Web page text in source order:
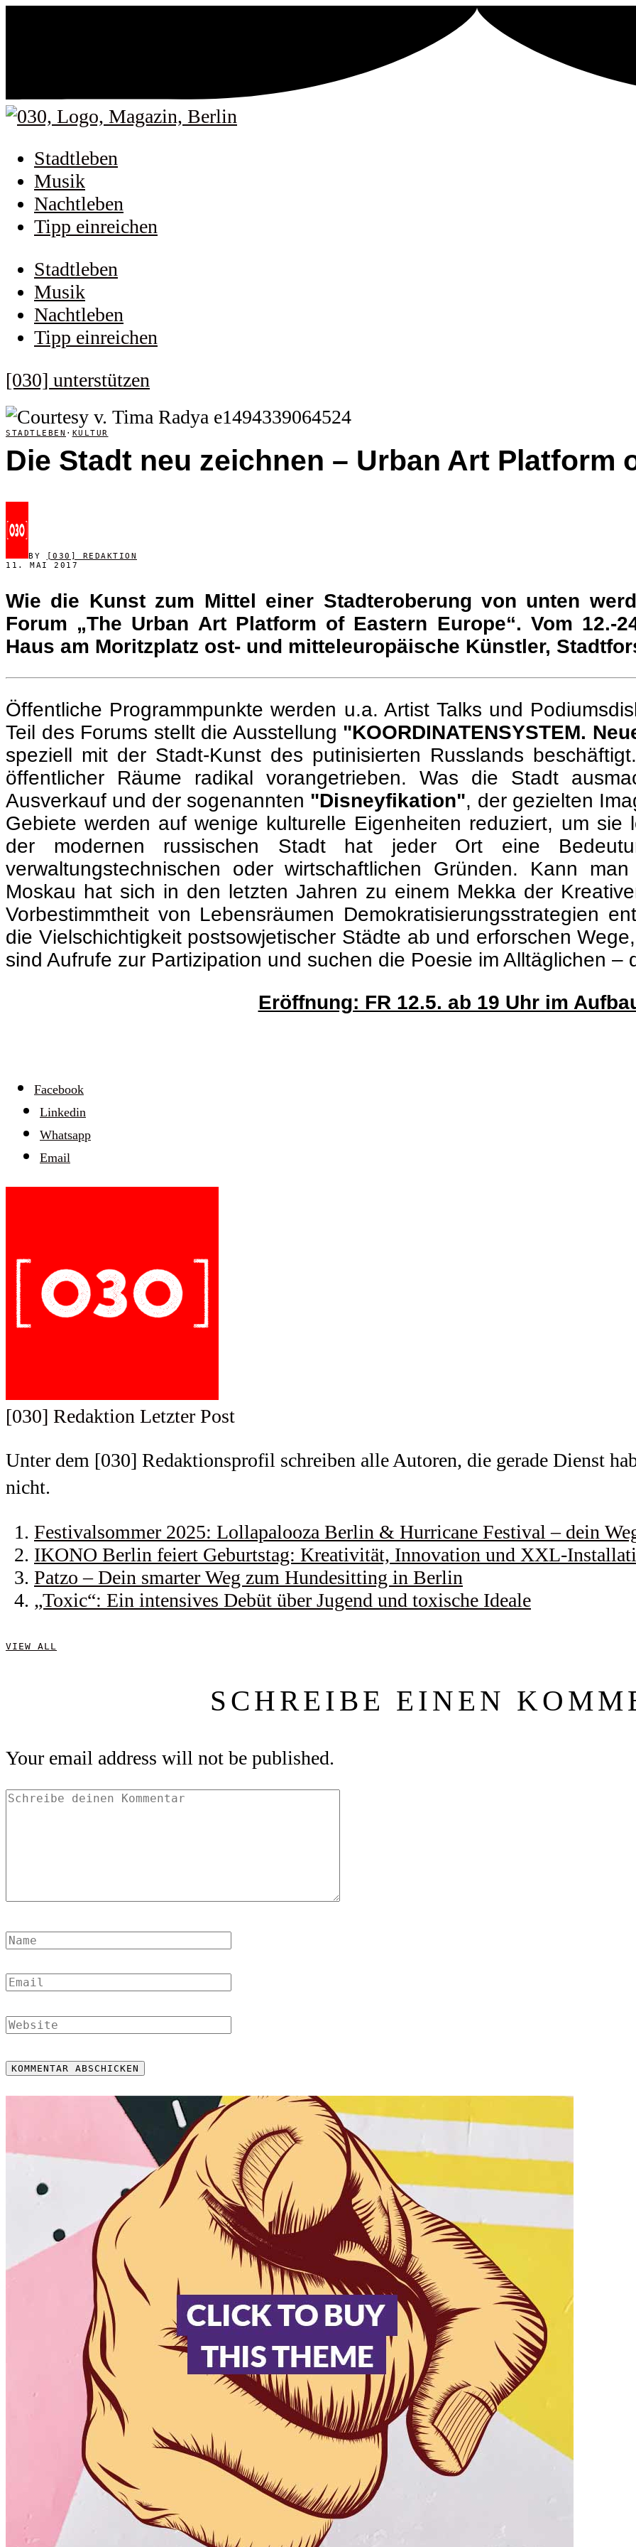
Stadtleben
Musik
Nachtleben
Tipp einreichen
Stadtleben
Musik
Nachtleben
Tipp einreichen
[030] unterstützen
STADTLEBEN · KULTUR
Die Stadt neu zeichnen – Urban Art Platform
BY
[030] REDAKTION
11. MAI 2017
Wie die Kunst zum Mittel einer Stadteroberung von unten
Forum „The Urban Art Platform of Eastern Europe“. Vom 12.-
Haus am Moritzplatz ost- und mitteleuropäische Künstler,
Öffentliche Programmpunkte werden u.a. Artist Talks und
Teil des Forums stellt die Ausstellung "KOORDINATENSYSTEM.
speziell mit der Stadt-Kunst des putinisierten Russlands
öffentlicher Räume radikal vorangetrieben. Was die Stadt
Ausverkauf und der sogenannten "Disneyfikation", der gezielten
Gebiete werden auf wenige kulturelle Eigenheiten reduziert, um sie
der modernen russischen Stadt hat jeder Ort eine
verwaltungstechnischen oder wirtschaftlichen Gründen. Kann
Moskau hat sich in den letzten Jahren zu einem Mekka der
Vorbestimmtheit von Lebensräumen Demokratisierungsstrategien
die Vielschichtigkeit postsowjetischer Städte ab und erforschen
sind Aufrufe zur Partizipation und suchen die Poesie im Alltäglichen –
Eröffnung: FR 12.5. ab 19 Uhr im
Facebook
Linkedin
Whatsapp
Email
[030] Redaktion Letzter Post
Unter dem [030] Redaktionsprofil schreiben alle Autoren, die gerade Dienst
nicht.
Festivalsommer 2025: Lollapalooza Berlin & Hurricane Festival – dein
IKONO Berlin feiert Geburtstag: Kreativität, Innovation und XXL-
Patzo – Dein smarter Weg zum Hundesitting in Berlin
„Toxic“: Ein intensives Debüt über Jugend und toxische Ideale
VIEW ALL
SCHREIBE EINEN
Your email address will not be published.